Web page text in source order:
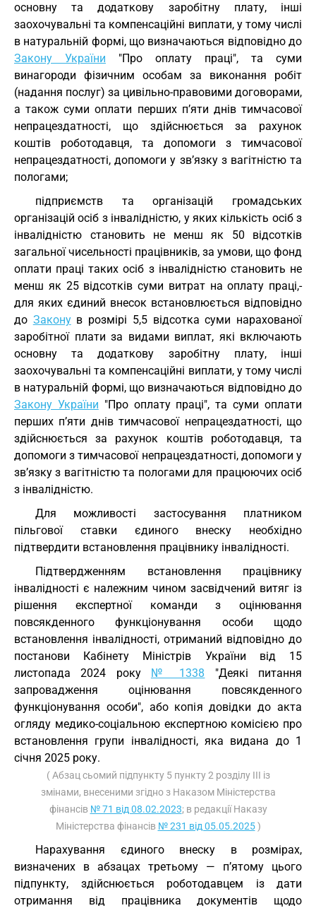
основну та додаткову заробітну плату, інші
заохочувальні та компенсаційні виплати, у тому числі
в натуральній формі, що визначаються відповідно до
Закону України "Про оплату праці", та суми
винагороди фізичним особам за виконання робіт
(надання послуг) за цивільно-правовими договорами,
а також суми оплати перших п’яти днів тимчасової
непрацездатності, що здійснюється за рахунок
коштів роботодавця, та допомоги з тимчасової
непрацездатності, допомоги у зв’язку з вагітністю та
пологами;
підприємств та організацій громадських
організацій осіб з інвалідністю, у яких кількість осіб з
інвалідністю становить не менш як 50 відсотків
загальної чисельності працівників, за умови, що фонд
оплати праці таких осіб з інвалідністю становить не
менш як 25 відсотків суми витрат на оплату праці,-
для яких єдиний внесок встановлюється відповідно
до Законув розмірі 5,5 відсотка суми нарахованої
заробітної плати за видами виплат, які включають
основну та додаткову заробітну плату, інші
заохочувальні та компенсаційні виплати, у тому числі
в натуральній формі, що визначаються відповідно до
Закону України "Про оплату праці", та суми оплати
перших п’яти днів тимчасової непрацездатності, що
здійснюється за рахунок коштів роботодавця, та
допомоги з тимчасової непрацездатності, допомоги у
зв’язку з вагітністю та пологами для працюючих осіб
з інвалідністю.
Для можливості застосування платником
пільгової ставки єдиного внеску необхідно
підтвердити встановлення працівнику інвалідності.
Підтвердженням встановлення працівнику
інвалідності є належним чином засвідчений витяг із
рішення експертної команди з оцінювання
повсякденного функціонування особи щодо
встановлення інвалідності, отриманий відповідно до
постанови Кабінету Міністрів України від 15
листопада 2024 року № 1338 "Деякі питання
запровадження оцінювання повсякденного
функціонування особи", або копія довідки до акта
огляду медико-соціальною експертною комісією про
встановлення групи інвалідності, яка видана до 1
січня 2025 року.
( Абзац сьомий підпункту 5 пункту 2 розділу III із
змінами, внесеними згідно з Наказом Міністерства
фінансів № 71 від 08.02.2023; в редакції Наказу
Міністерства фінансів № 231 від 05.05.2025)
Нарахування єдиного внеску в розмірах,
визначених в абзацах третьому — п’ятому цього
підпункту, здійснюється роботодавцем із дати
отримання від працівника документів щодо